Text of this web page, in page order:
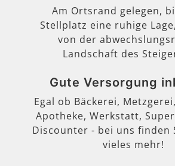
Am Ortsrand gelegen,
Stellplatz eine ruhige
von der
Landschaft des
Gute Versorgung
Egal ob Bäckerei,
Apotheke, Werkstatt,
Discounter - bei uns finden
vieles mehr!